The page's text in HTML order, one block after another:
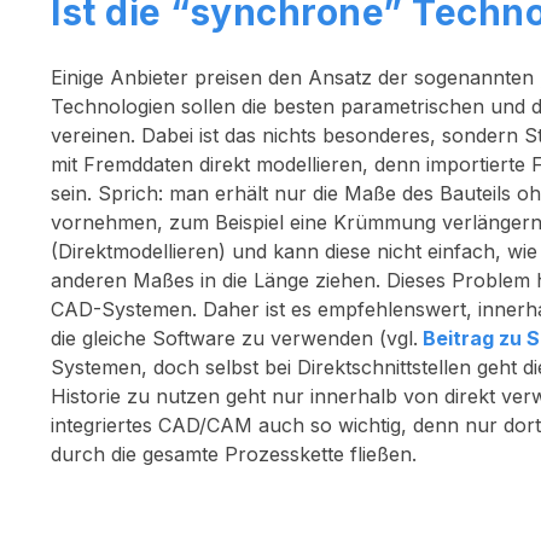
Ist die “synchrone”
Einige Anbieter preisen den Ansatz der
Technologien sollen die besten parametrischen
vereinen. Dabei ist das nichts besonderes, sondern
mit Fremddaten direkt modellieren, denn
sein. Sprich: man erhält nur die Maße des Bauteils
vornehmen, zum Beispiel eine Krümmung
(Direktmodellieren) und kann diese nicht einfach,
anderen Maßes in die Länge ziehen. Dieses
CAD-Systemen. Daher ist es empfehlenswert,
die gleiche Software zu verwenden (vgl. Beitrag zu
Systemen, doch selbst bei Direktschnittstellen geht
Historie zu nutzen geht nur innerhalb von direkt
integriertes CAD/CAM auch so wichtig, denn nur
durch die gesamte Prozesskette fließen.